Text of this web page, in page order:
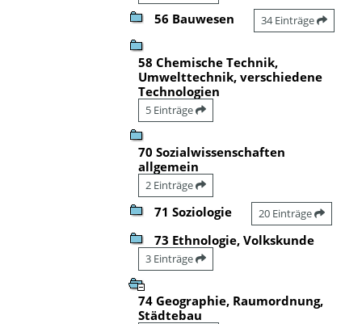
56 Bauwesen 34 Einträge
58 Chemische Technik,
Umwelttechnik, verschiedene
Technologien
5 Einträge
70 Sozialwissenschaften
allgemein
2 Einträge
71 Soziologie 20 Einträge
73 Ethnologie, Volkskunde
3 Einträge
74 Geographie, Raumordnung,
Städtebau